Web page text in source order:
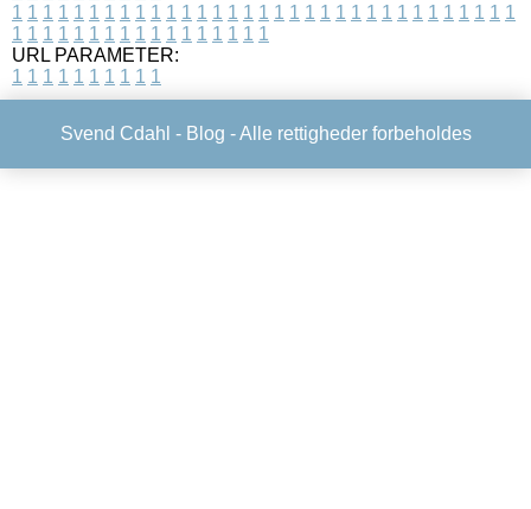
1 1 1 1 1 1 1 1 1 1 1 1 1 1 1 1 1 1 1 1 1 1 1 1 1 1 1 1 1 1 1 1 1
1 1 1 1 1 1 1 1 1 1 1 1 1 1 1 1 1
URL PARAMETER:
1 1 1 1 1 1 1 1 1 1
Svend Cdahl - Blog - Alle rettigheder forbeholdes